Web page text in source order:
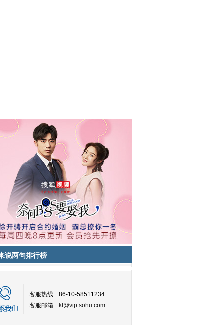
说两句排行榜
客服热线：86-10-58511234
客服邮箱： kf@vip.sohu.com